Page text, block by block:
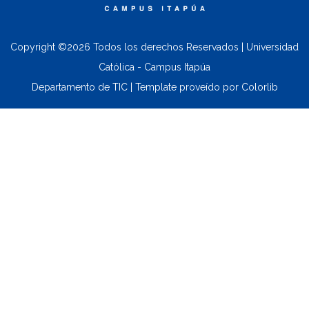
Copyright ©2026 Todos los derechos Reservados | Universidad
Católica - Campus Itapúa
Departamento de TIC | Template proveído por Colorlib